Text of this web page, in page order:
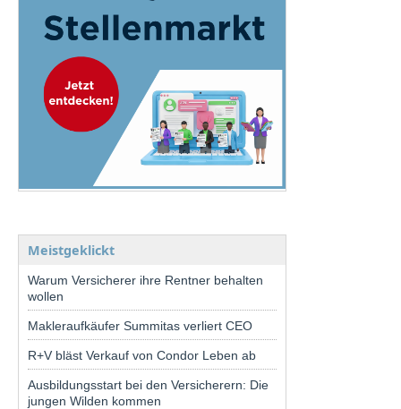
Meistgeklickt
Warum Versicherer ihre Rentner behalten
wollen
Makleraufkäufer Summitas verliert CEO
R+V bläst Verkauf von Condor Leben ab
Ausbildungsstart bei den Versicherern: Die
jungen Wilden kommen